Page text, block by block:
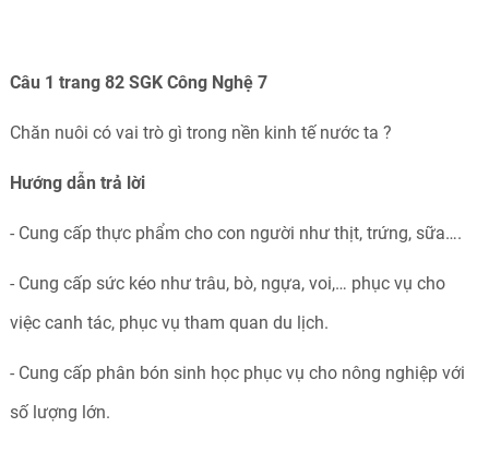
Câu 1 trang 82 SGK Công Nghệ 7
Chăn nuôi có vai trò gì trong nền kinh tế nước ta ?
Hướng dẫn trả lời
- Cung cấp thực phẩm cho con người như thịt, trứng, sữa….
- Cung cấp sức kéo như trâu, bò, ngựa, voi,… phục vụ cho
việc canh tác, phục vụ tham quan du lịch.
- Cung cấp phân bón sinh học phục vụ cho nông nghiệp với
số lượng lớn.